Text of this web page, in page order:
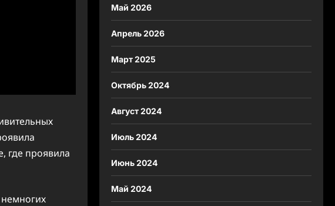
где проявила
Май 2026
Апрель 2026
Март 2025
Октябрь 2024
Август 2024
Июль 2024
Июнь 2024
Май 2024